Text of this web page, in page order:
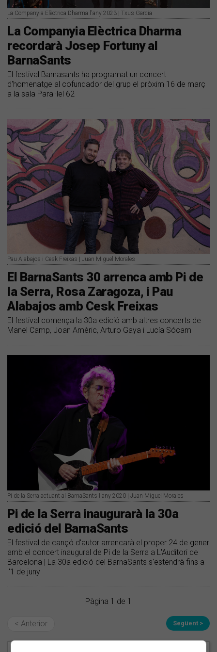
La Companyia Elèctrica Dharma l'any 2023 | Txus Garcia
La Companyia Elèctrica Dharma
recordarà Josep Fortuny al
BarnaSants
El festival Barnasants ha programat un concert
d'homenatge al cofundador del grup el pròxim 16 de març
a la sala Paral·lel 62
Pau Alabajos i Cesk Freixas | Juan Miguel Morales
El BarnaSants 30 arrenca amb Pi de
la Serra, Rosa Zaragoza, i Pau
Alabajos amb Cesk Freixas
El festival comença la 30a edició amb altres concerts de
Manel Camp, Joan Amèric, Arturo Gaya i Lucía Sócam
Pi de la Serra actuant al BarnaSants l'any 2020 | Juan Miguel Morales
Pi de la Serra inaugurarà la 30a
edició del BarnaSants
El festival de cançó d'autor arrencarà el proper 24 de gener
amb el concert inaugural de Pi de la Serra a L'Auditori de
Barcelona | La 30a edició del BarnaSants s'estendrà fins a
l'1 de juny
Pàgina 1 de 1
< Anterior Següent >